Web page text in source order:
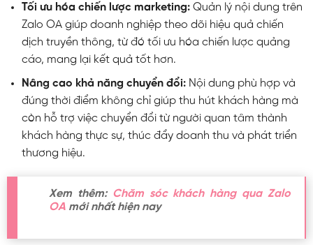
Tối ưu hóa chiến lược marketing: Quản lý nội dung trên
Zalo OA giúp doanh nghiệp theo dõi hiệu quả chiến
dịch truyền thông, từ đó tối ưu hóa chiến lược quảng
cáo, mang lại kết quả tốt hơn.
Nâng cao khả năng chuyển đổi: Nội dung phù hợp và
đúng thời điểm không chỉ giúp thu hút khách hàng mà
còn hỗ trợ việc chuyển đổi từ người quan tâm thành
khách hàng thực sự, thúc đẩy doanh thu và phát triển
thương hiệu.
Xem thêm: Chăm sóc khách hàng qua Zalo
OAmới nhất hiện nay